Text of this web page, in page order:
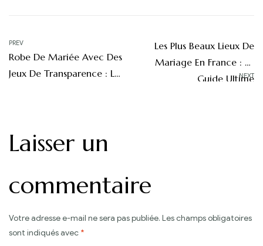
Navigation
de
l’article
PREV
Robe De Mariée Avec Des
Jeux De Transparence : La
NEXT
Les Plus Beaux Lieux De
Mariage En France : Le
Guide Ultime
Laisser un
commentaire
Votre adresse e-mail ne sera pas publiée. Les champs obligatoires
sont indiqués avec *